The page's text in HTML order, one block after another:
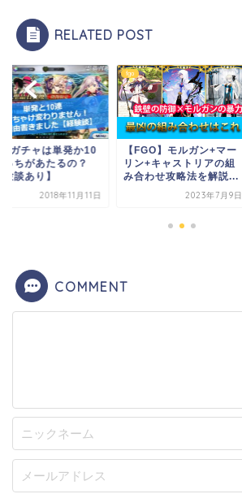
RELATED POST
ガチャは単発か10
っちがあたるの？
談あり】
2018年11月11日
fgo
【FGO】モルガン+マー
リン+キャストリアの組
み合わせ攻略法を解説...
2023年7月9日
COMMENT